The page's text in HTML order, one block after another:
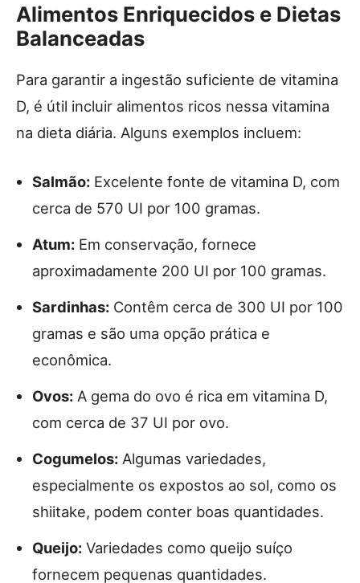
Alimentos Enriquecidos e Dietas
Balanceadas
Para garantir a ingestão suficiente de vitamina
D, é útil incluir alimentos ricos nessa vitamina
na dieta diária. Alguns exemplos incluem:
Salmão: Excelente fonte de vitamina D, com
cerca de 570 UI por 100 gramas.
Atum: Em conservação, fornece
aproximadamente 200 UI por 100 gramas.
Sardinhas: Contêm cerca de 300 UI por 100
gramas e são uma opção prática e
econômica.
Ovos: A gema do ovo é rica em vitamina D,
com cerca de 37 UI por ovo.
Cogumelos: Algumas variedades,
especialmente os expostos ao sol, como os
shiitake, podem conter boas quantidades.
Queijo: Variedades como queijo suíço
fornecem pequenas quantidades.